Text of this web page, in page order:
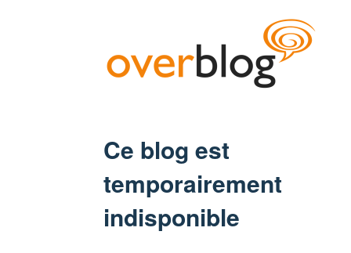
Ce blog est
temporairement
indisponible